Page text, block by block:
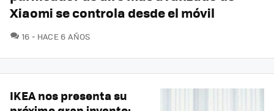
Xiaomi se controla desde el móvil
16 COMENTARIOS
HACE 6 AÑOS
IKEA nos presenta su